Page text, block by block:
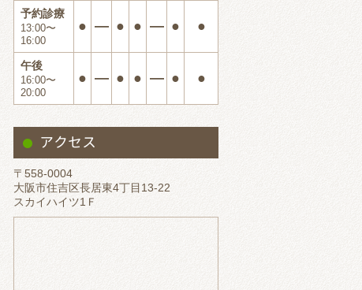
2023.12
2023.11
2023.10
2023.9
2023.8
2023.7
2023.6
2023.5
2023.4
予約診療
13:00〜
16:00
● ― ● ● ― ● ●
午後
16:00〜
20:00
● ― ● ● ― ● ●
アクセス
〒558-0004
大阪市住吉区長居東4丁目13-22
スカイハイツ1Ｆ